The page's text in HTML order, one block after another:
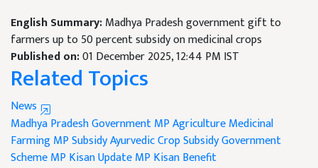
English Summary:Madhya Pradesh government gift to
farmers up to 50 percent subsidy on medicinal crops
Published on:01 December 2025, 12:44 PM IST
Related Topics
News
Madhya Pradesh GovernmentMP AgricultureMedicinal
FarmingMP SubsidyAyurvedic Crop SubsidyGovernment
SchemeMP Kisan UpdateMP Kisan Benefit